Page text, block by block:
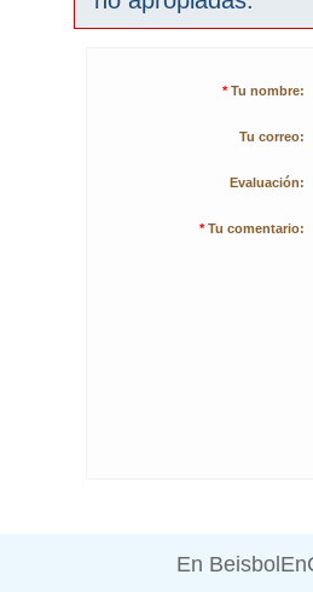
* Tu nombre:
Tu correo:
Evaluación:
* Tu comentario:
En